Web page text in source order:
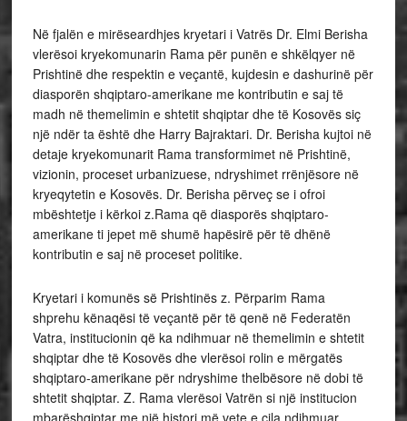
Në fjalën e mirëseardhjes kryetari i Vatrës Dr. Elmi Berisha
vlerësoi kryekomunarin Rama për punën e shkëlqyer në
Prishtinë dhe respektin e veçantë, kujdesin e dashurinë për
diasporën shqiptaro-amerikane me kontributin e saj të
madh në themelimin e shtetit shqiptar dhe të Kosovës siç
një ndër ta është dhe Harry Bajraktari. Dr. Berisha kujtoi në
detaje kryekomunarit Rama transformimet në Prishtinë,
vizionin, proceset urbanizuese, ndryshimet rrënjësore në
kryeqytetin e Kosovës. Dr. Berisha përveç se i ofroi
mbështetje i kërkoi z.Rama që diasporës shqiptaro-
amerikane ti jepet më shumë hapësirë për të dhënë
kontributin e saj në proceset politike.
Kryetari i komunës së Prishtinës z. Përparim Rama
shprehu kënaqësi të veçantë për të qenë në Federatën
Vatra, institucionin që ka ndihmuar në themelimin e shtetit
shqiptar dhe të Kosovës dhe vlerësoi rolin e mërgatës
shqiptaro-amerikane për ndryshime thelbësore në dobi të
shtetit shqiptar. Z. Rama vlerësoi Vatrën si një institucion
mbarëshqiptar me një histori më vete e cila ndihmuar